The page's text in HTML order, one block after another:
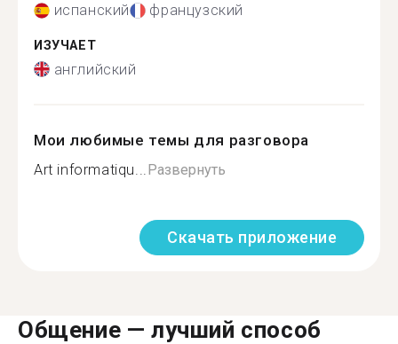
испанский французский
ИЗУЧАЕТ
английский
Мои любимые темы для разговора
Art informatiqu... Развернуть
Скачать приложение
Общение — лучший способ